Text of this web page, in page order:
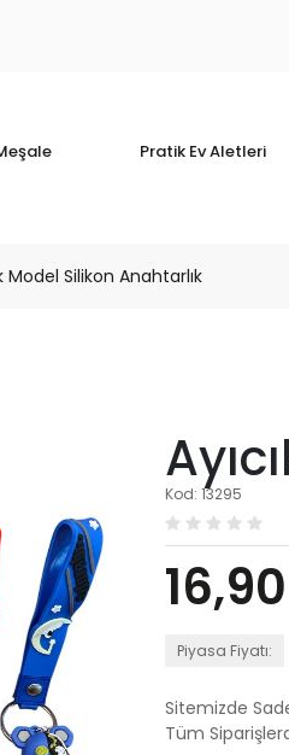
Pratik Ev Aletleri
Model Silikon Anahtarlık
Kod: 13295
16,90
Piyasa Fiyatı:
Sitemizde
Tüm